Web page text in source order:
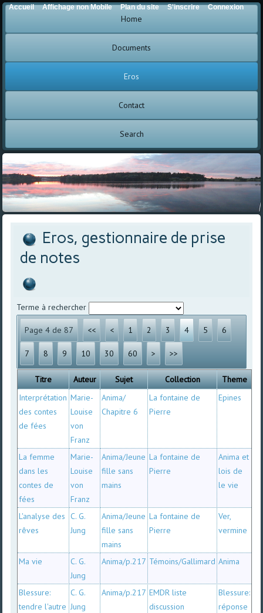
Home
Documents
Eros
Contact
Search
Eros, gestionnaire de prise
de notes
Terme à rechercher
Page 4 de 87 << < 1 2 3 4 5 6
7 8 9 10 30 60 > >>
Titre Auteur Sujet Collection
Theme
Interprétation
des contes
de fées
Marie-
Louise
von
Franz
Anima/
Chapitre 6
La fontaine de
Pierre
Epines
La femme
dans les
contes de
fées
Marie-
Louise
von
Franz
Anima/Jeune
fille sans
mains
La fontaine de
Pierre
Anima et
lois de
le vie
L'analyse des
rêves
C. G.
Jung
Anima/Jeune
fille sans
mains
La fontaine de
Pierre
Ver,
vermine
Ma vie
C. G.
Jung
Anima/p.217 Témoins/Gallimard Anima
Blessure:
tendre l'autre
C. G.
Jung
Anima/p.217 EMDR liste
discussion
Blessure:
réponse
Accueil Affichage non Mobile Plan du site S'inscrire Connexion